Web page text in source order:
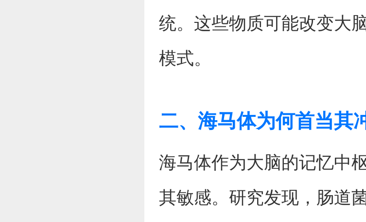
统。这些物质可能改变大
模式。
二、海马体为何首当其
海马体作为大脑的记忆中
其敏感。研究发现，肠道